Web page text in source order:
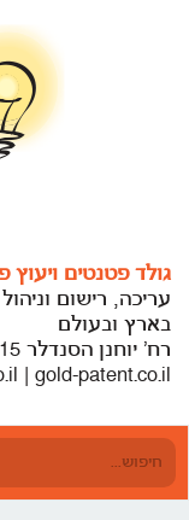
גולד פטנטים ויעוץ
עריכה, רישום
בארץ ובעולם
| gold-patent.co.il